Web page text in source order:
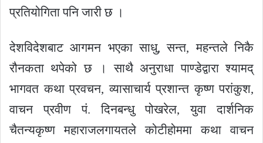
प्रतियोगिता पनि जारी छ ।
देशविदेशबाट आगमन भएका साधु, सन्त, महन्तले निकै
रौनकता थपेको छ । साथै अनुराधा पाण्डेद्वारा श्यामद्
भागवत कथा प्रवचन, व्यासाचार्य प्रशान्त कृष्ण परांकुश,
वाचन प्रवीण पं. दिनबन्धु पोखरेल, युवा दार्शनिक
चैतन्यकृष्ण महाराजलगायतले कोटीहोममा कथा वाचन